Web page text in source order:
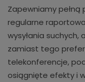
Zapewniamy pełną
regularne
wysyłania
zamiast tego
telekonferencje,
osiągnięte efekty i